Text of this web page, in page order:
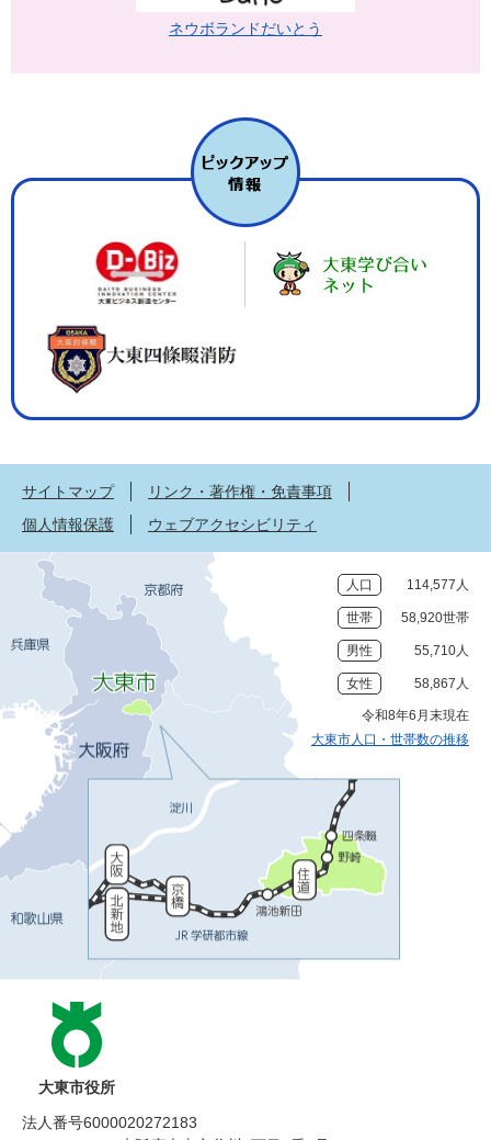
ネウボランドだいとう
サイトマップ
リンク・著作権・免責事項
個人情報保護
ウェブアクセシビリティ
人口 114,577人
世帯 58,920世帯
男性 55,710人
女性 58,867人
令和8年6月末現在
大東市人口・世帯数の推移
大東市役所
法人番号6000020272183